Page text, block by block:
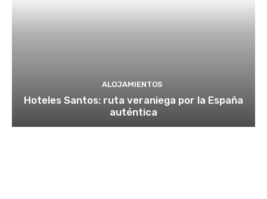
ALOJAMIENTOS
Hoteles Santos: ruta veraniega por la España
auténtica